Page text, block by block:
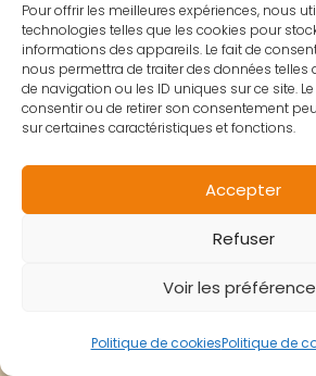
Pour offrir les meilleures expériences, nous
technologies telles que les cookies pour
informations des appareils. Le fait de
nous permettra de traiter des données
de navigation ou les ID uniques sur ce site.
consentir ou de retirer son consentement
sur certaines caractéristiques et fonctions.
Accepter
Refuser
Voir les
Politique de cookiesPolitique de
CONTACTEUR